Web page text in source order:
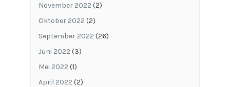
November 2022 (2)
Oktober 2022 (2)
September 2022 (26)
Juni 2022 (3)
Mei 2022 (1)
April 2022 (2)